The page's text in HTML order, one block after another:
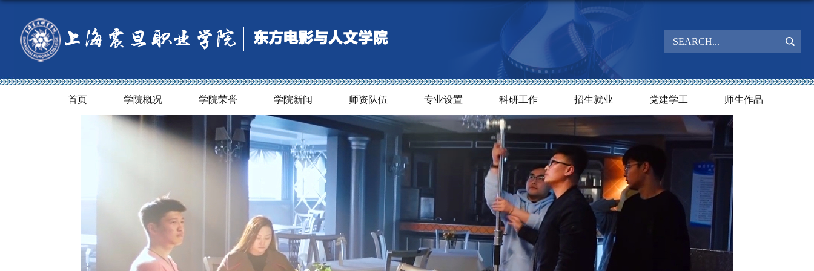
首页 学院概况 学院荣誉 学院新闻 师资队伍 专业设置 科研工作 招生就业 党建学工 师生作品